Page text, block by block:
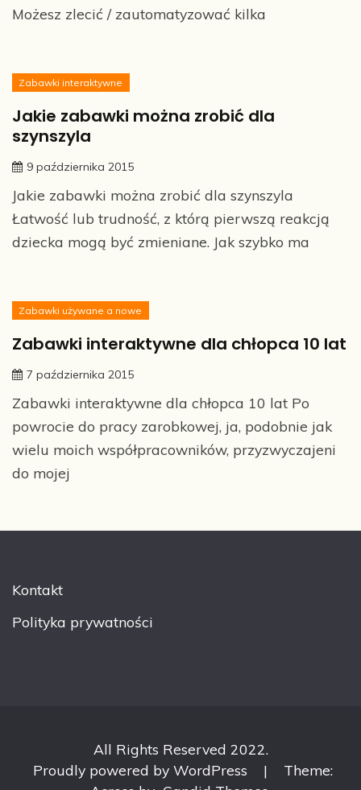
Możesz zlecić / zautomatyzować kilka
Zabawki interaktywne
Jakie zabawki można zrobić dla
szynszyla
9 października 2015
Jakie zabawki można zrobić dla szynszyla
Łatwość lub trudność, z którą pierwszą reakcją
dziecka mogą być zmieniane. Jak szybko ma
Zabawki używane a nowe
Zabawki interaktywne dla chłopca 10 lat
7 października 2015
Zabawki interaktywne dla chłopca 10 lat Po
powrocie do pracy zarobkowej, ja, podobnie jak
wielu moich współpracowników, przyzwyczajeni
do mojej
Kontakt
Polityka prywatności
All Rights Reserved 2022.
Proudly powered by WordPress
|
Theme: